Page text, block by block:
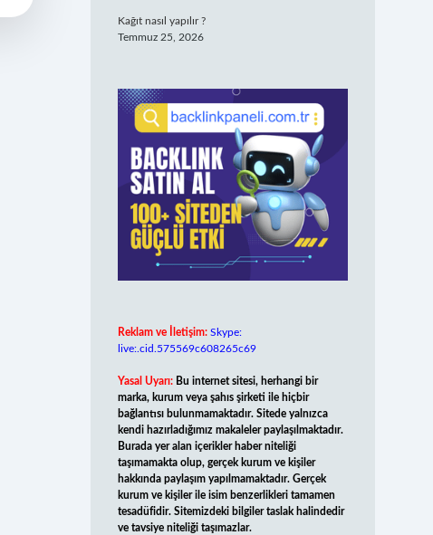
Kağıt nasıl yapılır ?
Temmuz 25, 2026
Reklam ve İletişim: Skype:
live:.cid.575569c608265c69
Yasal Uyarı: Bu internet sitesi, herhangi bir
marka, kurum veya şahıs şirketi ile hiçbir
bağlantısı bulunmamaktadır. Sitede yalnızca
kendi hazırladığımız makaleler paylaşılmaktadır.
Burada yer alan içerikler haber niteliği
taşımamakta olup, gerçek kurum ve kişiler
hakkında paylaşım yapılmamaktadır. Gerçek
kurum ve kişiler ile isim benzerlikleri tamamen
tesadüfidir. Sitemizdeki bilgiler taslak halindedir
ve tavsiye niteliği taşımazlar.